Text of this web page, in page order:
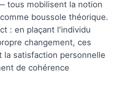
tous mobilisent la notion
comme boussole théorique.
: en plaçant l'individu
changement, ces
la satisfaction personnelle
de cohérence